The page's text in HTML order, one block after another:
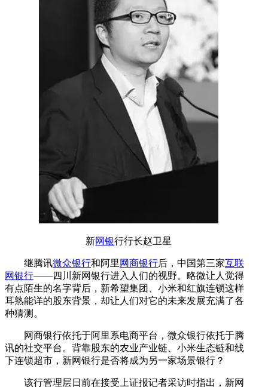
新网银行行长赵卫星
继腾讯微众银行和阿里 网商银行后，中国第三家互联
网银行——四川新网银行进入人们的视野。略微让人觉得
有点陌生的名字背后，新希望集团、小米和红旗连锁这样
耳熟能详的股东背景，却让人们对它的未来发展充满了各
种猜测。
网商银行依托于阿里系电商平台，微众银行依托于腾
讯的社交平台。背靠股东的农业产业链、小米生态链和线
下连锁超市，新网银行是否将成为另一家场景银行？
该行管理层日前在接受上证报记者采访时指出，新网